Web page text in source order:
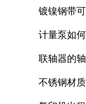
镀镍钢带
计量泵如
联轴器的
不锈钢材